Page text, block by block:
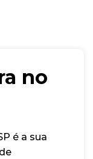
no
é a sua